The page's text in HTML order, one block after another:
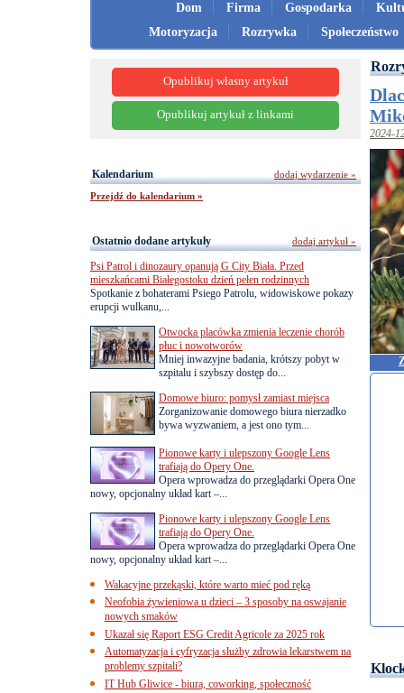
Dom Firma Gospodarka
Motoryzacja
Rozrywka Społeczeństwo
2024-
Opublikuj własny artykuł
Opublikuj artykuł z linkami
Kalendarium
Przejdź do kalendarium »
dodaj wydarzenie »
Ostatnio dodane artykuły
Psi Patrol i dinozaury opanują G City Biała. Przed
mieszkańcami Białegostoku dzień pełen rodzinnych
Spotkanie z bohaterami Psiego Patrolu, widowiskowe pokazy
erupcji wulkanu,...
Otwocka placówka zmienia leczenie chorób
płuc i nowotworów
Mniej inwazyjne badania, krótszy pobyt w
szpitalu i szybszy dostęp do...
Domowe biuro: pomysł zamiast miejsca
Zorganizowanie domowego biura nierzadko
bywa wyzwaniem, a jest ono tym...
Pionowe karty i ulepszony Google Lens
trafiają do Opery One.
Opera wprowadza do przeglądarki Opera One
nowy, opcjonalny układ kart –...
Pionowe karty i ulepszony Google Lens
trafiają do Opery One.
Opera wprowadza do przeglądarki Opera One
nowy, opcjonalny układ kart –...
Wakacyjne przekąski, które warto mieć pod ręką
Neofobia żywieniowa u dzieci – 3 sposoby na oswajanie
nowych smaków
Ukazał się Raport ESG Credit Agricole za 2025 rok
Automatyzacja i cyfryzacja służby zdrowia lekarstwem na
problemy szpitali?
IT Hub Gliwice - biura, coworking, społeczność
dodaj artykuł »